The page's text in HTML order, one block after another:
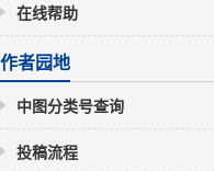
在线帮助
作者园地
中图分类号查询
投稿流程